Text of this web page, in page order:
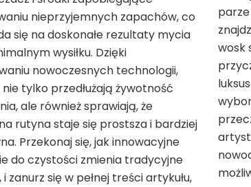
nieprzyjemnych zapachów, co
się na doskonałe rezultaty mycia
wysiłku. Dzięki
nowoczesnych technologii,
nie tylko przedłużają żywotność
ale również sprawiają, że
rutyna staje się prostsza i bardziej
Przekonaj się, jak innowacyjne
do czystości zmienia tradycyjne
zanurz się w pełnej treści artykułu,
wosk